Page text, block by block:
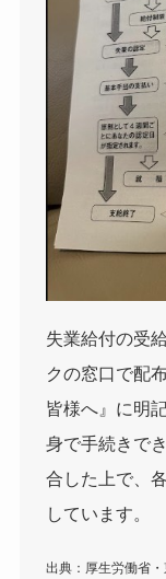
失業給付の受
クの窓口で配
皆様へ』に明
身で手続きで
合した上で、
しています。
出典：厚生労働省